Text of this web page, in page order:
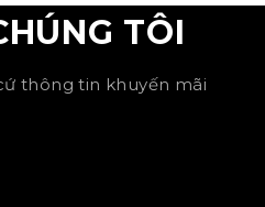
TÔI
thông tin khuyến mãi